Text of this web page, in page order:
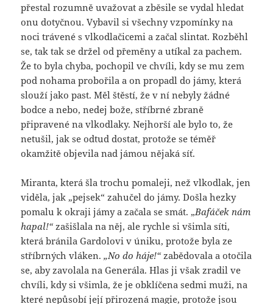
přestal rozumně uvažovat a zběsile se vydal hledat
onu dotyčnou. Vybavil si všechny vzpomínky na
noci trávené s vlkodlačicemi a začal slintat. Rozběhl
se, tak tak se držel od přeměny a utíkal za pachem.
Že to byla chyba, pochopil ve chvíli, kdy se mu zem
pod nohama probořila a on propadl do jámy, která
slouží jako past. Měl štěstí, že v ní nebyly žádné
bodce a nebo, nedej bože, stříbrné zbraně
připravené na vlkodlaky. Nejhorší ale bylo to, že
netušil, jak se odtud dostat, protože se téměř
okamžitě objevila nad jámou nějaká síť.
Miranta, která šla trochu pomaleji, než vlkodlak, jen
viděla, jak „pejsek“ zahučel do jámy. Došla hezky
pomalu k okraji jámy a začala se smát. „Bafáček nám
hapal!“zašišlala na něj, ale rychle si všimla síti,
která bránila Gardolovi v úniku, protože byla ze
stříbrných vláken.„No do háje!“zabědovala a otočila
se, aby zavolala na Generála. Hlas ji však zradil ve
chvíli, kdy si všimla, že je obklíčena sedmi muži, na
které nepůsobí její přirozená magie, protože jsou